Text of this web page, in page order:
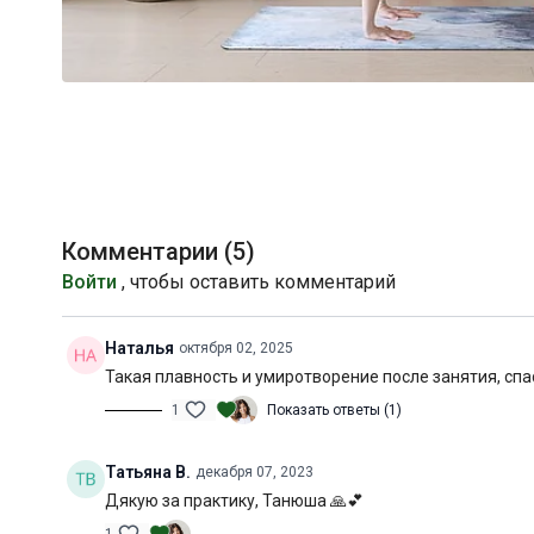
Комментарии (5)
Войти , чтобы оставить комментарий
Наталья октября 02, 2025
Такая плавность и умиротворение после занятия,
1 Показать ответы (1)
Татьяна В. декабря 07, 2023
Дякую за практику, Танюша 🙏💕